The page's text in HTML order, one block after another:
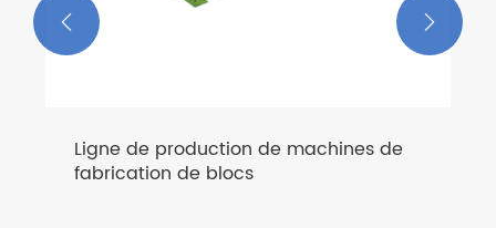
Ligne de production de machines de
fabrication de blocs
 